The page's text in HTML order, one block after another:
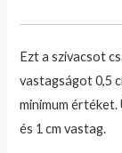
Ezt a szivacsot
vastagságot 0,5
minimum
és 1 cm vastag.